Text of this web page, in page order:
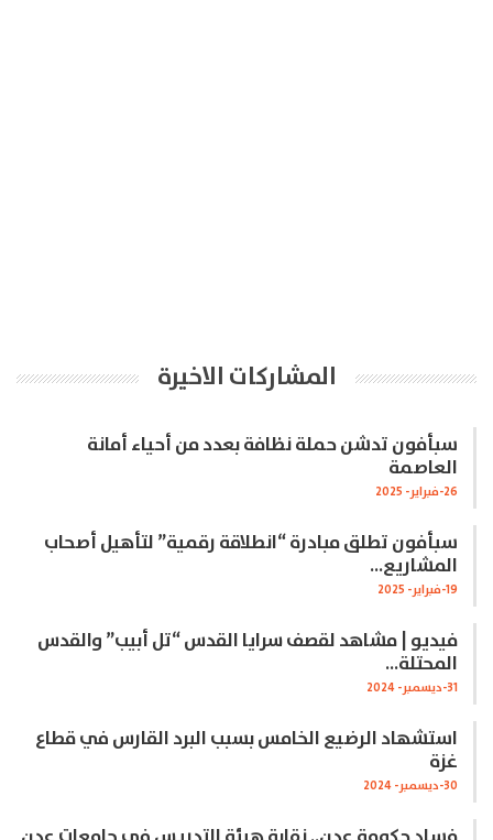
المشاركات الاخيرة
سبأفون تدشن حملة نظافة بعدد من أحياء أمانة
العاصمة
26-فبراير- 2025
سبأفون تطلق مبادرة “انطلاقة رقمية” لتأهيل أصحاب
المشاريع…
19-فبراير- 2025
فيديو | مشاهد لقصف سرايا القدس “تل أبيب” والقدس
المحتلة…
31-ديسمبر- 2024
استشهاد الرضيع الخامس بسبب البرد القارس في قطاع
غزة
30-ديسمبر- 2024